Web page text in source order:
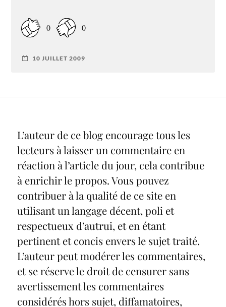
0 0
10 JUILLET 2009
L’auteur de ce blog encourage tous les
lecteurs à laisser un commentaire en
réaction à l’article du jour, cela contribue
à enrichir le propos. Vous pouvez
contribuer à la qualité de ce site en
utilisant un langage décent, poli et
respectueux d’autrui, et en étant
pertinent et concis envers le sujet traité.
L’auteur peut modérer les commentaires,
et se réserve le droit de censurer sans
avertissement les commentaires
considérés hors sujet, diffamatoires,